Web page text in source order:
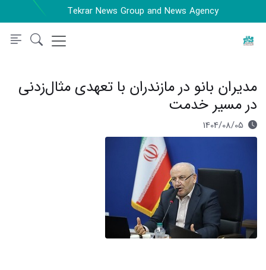
Tekrar News Group and News Agency
مدیران بانو در مازندران با تعهدی مثال‌زدنی
در مسیر خدمت
1404/08/05